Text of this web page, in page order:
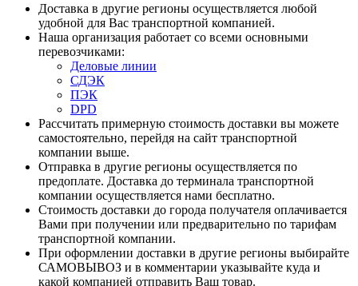
Доставка в другие регионы осуществляется любой
удобной для Вас транспортной компанией.
Наша организация работает со всеми основными
перевозчиками:
Деловые линии
СДЭК
ПЭК
DPD
Рассчитать примерную стоимость доставки вы можете
самостоятельно, перейдя на сайт транспортной
компании выше.
Отправка в другие регионы осуществляется по
предоплате. Доставка до терминала транспортной
компании осуществляется нами бесплатно.
Стоимость доставки до города получателя оплачивается
Вами при получении или предварительно по тарифам
транспортной компании.
При оформлении доставки в другие регионы выбирайте
САМОВЫВОЗ и в комментарии указывайте куда и
какой компанией отправить Ваш товар.